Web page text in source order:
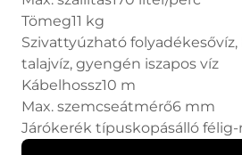
Tömeg11 kg
Szivattyúzható
talajvíz, gyengén iszapos víz
Kábelhossz10 m
Max. szemcseátmérő6 mm
Járókerék típuskopásálló